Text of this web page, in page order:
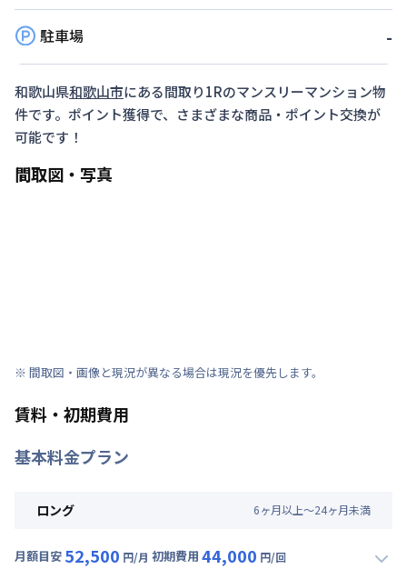
駐車場 -
和歌山県和歌山市にある間取り1Rのマンスリーマンション物
件です。ポイント獲得で、さまざまな商品・ポイント交換が
可能です！
間取図・写真
※ 間取図・画像と現況が異なる場合は現況を優先します。
賃料・初期費用
基本料金プラン
ロング 6ヶ月以上～24ヶ月未満
月額目安 52,500 円/月 初期費用 44,000 円/回